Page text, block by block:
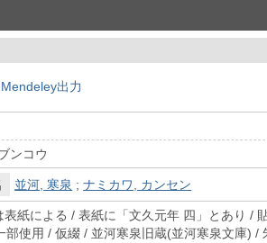
Mendeley出力
ンコウ
並河, 寒泉 ;ナミカワ, カンセン
表紙による / 表紙に「文久元年 四」とあり /
部使用 / 仮綴 / 並河寒泉旧蔵(並河寒泉文庫) /